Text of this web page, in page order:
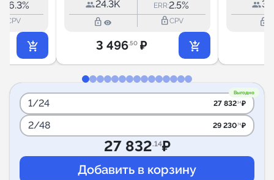
16.3%
CPV
24.3K ERR:2.5%
lock_outline lock_outlineCPV
3 496.50 ₽
lock_outline
Выгодно
1/24 27 832.14₽
2/48 29 230.74₽
27 832.14₽